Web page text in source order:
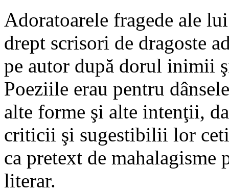
Adoratoarele fragede ale
drept scrisori de dragoste
pe autor după dorul inimii
Poeziile erau pentru
alte forme şi alte intenţii,
criticii şi sugestibilii lor
ca pretext de mahalagisme
literar.